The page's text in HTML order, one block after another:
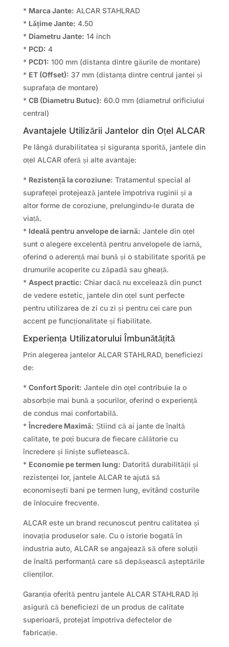
* Marca Jante: ALCAR STAHLRAD
* Lățime Jante: 4.50
* Diametru Jante: 14 inch
* PCD: 4
* PCD1: 100 mm (distanța dintre găurile de montare)
* ET (Offset): 37 mm (distanța dintre centrul jantei și
suprafața de montare)
* CB (Diametru Butuc): 60.0 mm (diametrul orificiului
central)
Avantajele Utilizării Jantelor din Oțel ALCAR
Pe lângă durabilitatea și siguranța sporită, jantele din
oțel ALCAR oferă și alte avantaje:
* Rezistență la coroziune: Tratamentul special al
suprafeței protejează jantele împotriva ruginii și a
altor forme de coroziune, prelungindu-le durata de
viață.
* Ideală pentru anvelope de iarnă: Jantele din oțel
sunt o alegere excelentă pentru anvelopele de iarnă,
oferind o aderență mai bună și o stabilitate sporită pe
drumurile acoperite cu zăpadă sau gheață.
* Aspect practic: Chiar dacă nu excelează din punct
de vedere estetic, jantele din oțel sunt perfecte
pentru utilizarea de zi cu zi și pentru cei care pun
accent pe funcționalitate și fiabilitate.
Experiența Utilizatorului Îmbunătățită
Prin alegerea jantelor ALCAR STAHLRAD, beneficiezi
de:
* Confort Sporit: Jantele din oțel contribuie la o
absorbție mai bună a șocurilor, oferind o experiență
de condus mai confortabilă.
*Încredere Maximă: Știind că ai jante de înaltă
calitate, te poți bucura de fiecare călătorie cu
încredere și liniște sufletească.
* Economie pe termen lung: Datorită durabilității și
rezistenței lor, jantele ALCAR te ajută să
economisești bani pe termen lung, evitând costurile
de înlocuire frecvente.
ALCAR este un brand recunoscut pentru calitatea și
inovația produselor sale. Cu o istorie bogată în
industria auto, ALCAR se angajează să ofere soluții
de înaltă performanță care să depășească așteptările
clienților.
Garanția oferită pentru jantele ALCAR STAHLRAD îți
asigură că beneficiezi de un produs de calitate
superioară, protejat împotriva defectelor de
fabricație.